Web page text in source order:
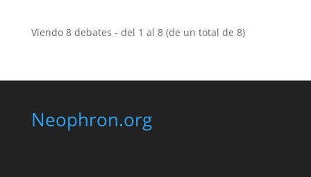
Viendo 8 debates - del 1 al 8 (de un total de 8)
Neophron.org